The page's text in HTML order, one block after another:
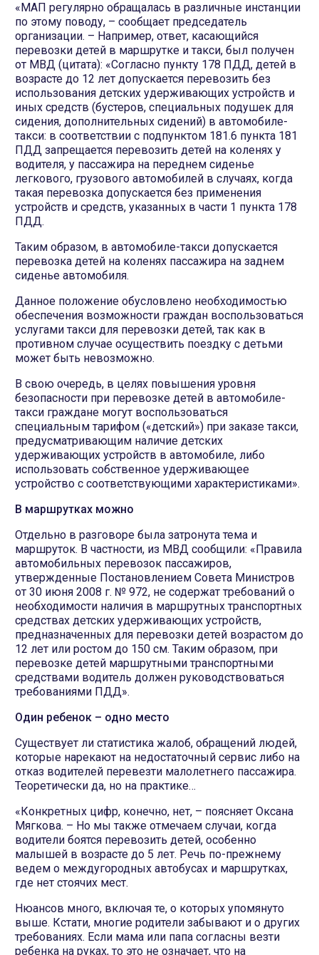
«МАП регулярно обращалась в различные инстанции
по этому поводу, – сообщает председатель
организации. – Например, ответ, касающийся
перевозки детей в маршрутке и такси, был получен
от МВД (цитата): «Согласно пункту 178 ПДД, детей в
возрасте до 12 лет допускается перевозить без
использования детских удерживающих устройств и
иных средств (бустеров, специальных подушек для
сидения, дополнительных сидений) в автомобиле-
такси: в соответствии с подпунктом 181.6 пункта 181
ПДД запрещается перевозить детей на коленях у
водителя, у пассажира на переднем сиденье
легкового, грузового автомобилей в случаях, когда
такая перевозка допускается без применения
устройств и средств, указанных в части 1 пункта 178
ПДД.
Таким образом, в автомобиле-такси допускается
перевозка детей на коленях пассажира на заднем
сиденье автомобиля.
Данное положение обусловлено необходимостью
обеспечения возможности граждан воспользоваться
услугами такси для перевозки детей, так как в
противном случае осуществить поездку с детьми
может быть невозможно.
В свою очередь, в целях повышения уровня
безопасности при перевозке детей в автомобиле-
такси граждане могут воспользоваться
специальным тарифом («детский») при заказе такси,
предусматривающим наличие детских
удерживающих устройств в автомобиле, либо
использовать собственное удерживающее
устройство с соответствующими характеристиками».
В маршрутках можно
Отдельно в разговоре была затронута тема и
маршруток. В частности, из МВД сообщили: «Правила
автомобильных перевозок пассажиров,
утвержденные Постановлением Совета Министров
от 30 июня 2008 г. № 972, не содержат требований о
необходимости наличия в маршрутных транспортных
средствах детских удерживающих устройств,
предназначенных для перевозки детей возрастом до
12 лет или ростом до 150 см. Таким образом, при
перевозке детей маршрутными транспортными
средствами водитель должен руководствоваться
требованиями ПДД».
Один ребенок – одно место
Существует ли статистика жалоб, обращений людей,
которые нарекают на недостаточный сервис либо на
отказ водителей перевезти малолетнего пассажира.
Теоретически да, но на практике…
«Конкретных цифр, конечно, нет, – поясняет Оксана
Мягкова. – Но мы также отмечаем случаи, когда
водители боятся перевозить детей, особенно
малышей в возрасте до 5 лет. Речь по-прежнему
ведем о междугородных автобусах и маршрутках,
где нет стоячих мест.
Нюансов много, включая те, о которых упомянуто
выше. Кстати, многие родители забывают и о других
требованиях. Если мама или папа согласны везти
ребенка на руках, то это не означает, что на